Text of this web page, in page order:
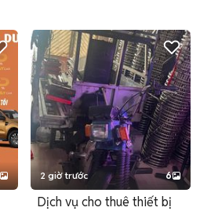
2 giờ trước 6
Dịch vụ cho thuê thiết bị